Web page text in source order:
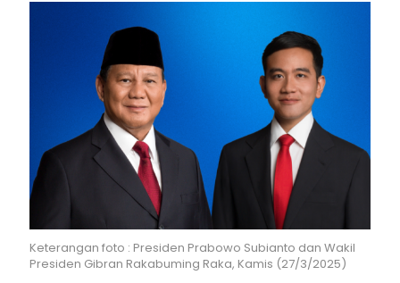
Keterangan foto : Presiden Prabowo Subianto dan Wakil
Presiden Gibran Rakabuming Raka, Kamis (27/3/2025)